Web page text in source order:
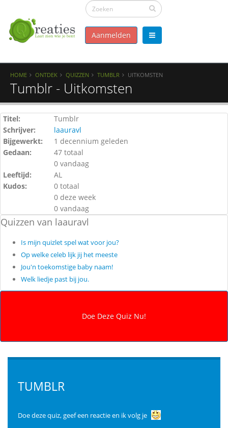
Aanmelden
HOME ONTDEK QUIZZEN TUMBLR UITKOMSTEN
Tumblr - Uitkomsten
Titel:
Tumblr
Schrijver:
laauravl
Bijgewerkt:
1 decennium geleden
Gedaan:
47 totaal
0 vandaag
Leeftijd:
AL
Kudos:
0 totaal
0 deze week
0 vandaag
Quizzen van laauravl
Is mijn quizlet spel wat voor jou?
Op welke celeb lijk jij het meeste
Jou'n toekomstige baby naam!
Welk liedje past bij jou.
TUMBLR
Doe deze quiz, geef een reactie en ik volg je